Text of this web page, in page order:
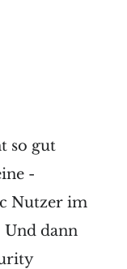
so gut
-
Nutzer im
Und dann